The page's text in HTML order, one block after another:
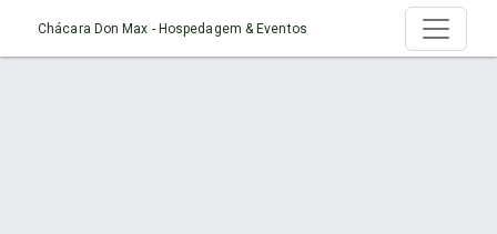
Chácara Don Max - Hospedagem & Eventos